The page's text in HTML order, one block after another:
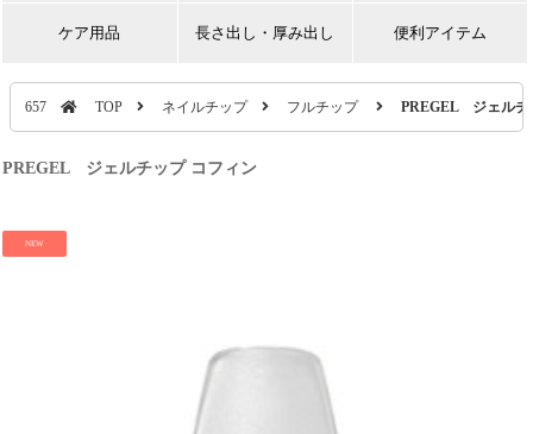
ケア用品 長さ出し・厚み出し 便利アイテム
657 TOP ネイルチップ フルチップ PREGEL ジェルチ
PREGEL ジェルチップ コフィン
NEW